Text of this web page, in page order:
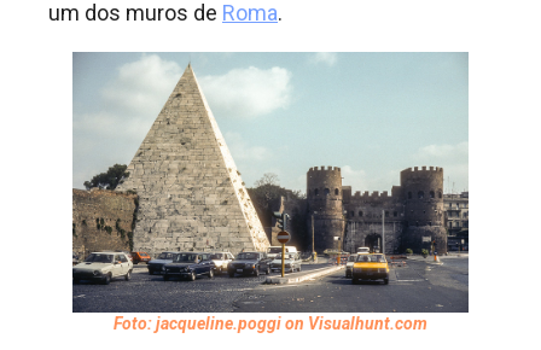
um dos muros de Roma.
Foto: jacqueline.poggi on Visualhunt.com